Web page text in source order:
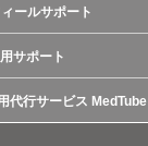
ールサポート
サポート
代行サービス MedTube